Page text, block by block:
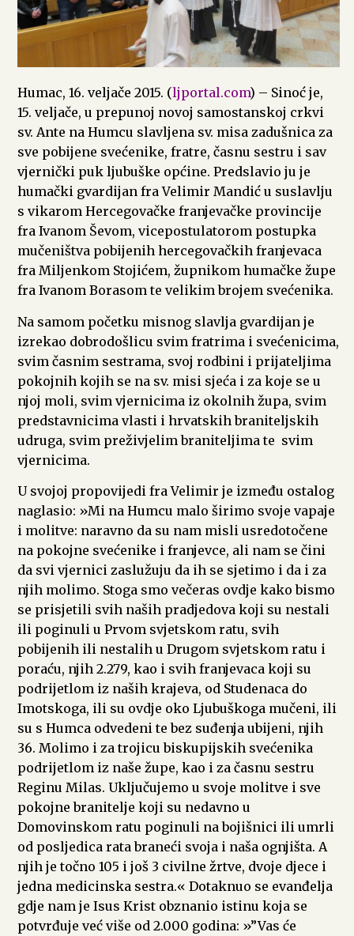
Humac, 16. veljače 2015. (ljportal.com) – Sinoć je,
15. veljače, u prepunoj novoj samostanskoj crkvi
sv. Ante na Humcu slavljena sv. misa zadušnica za
sve pobijene svećenike, fratre, časnu sestru i sav
vjernički puk ljubuške općine. Predslavio ju je
humački gvardijan fra Velimir Mandić u suslavlju
s vikarom Hercegovačke franjevačke provincije
fra Ivanom Ševom, vicepostulatorom postupka
mučeništva pobijenih hercegovačkih franjevaca
fra Miljenkom Stojićem, župnikom humačke župe
fra Ivanom Borasom te velikim brojem svećenika.
Na samom početku misnog slavlja gvardijan je
izrekao dobrodošlicu svim fratrima i svećenicima,
svim časnim sestrama, svoj rodbini i prijateljima
pokojnih kojih se na sv. misi sjeća i za koje se u
njoj moli, svim vjernicima iz okolnih župa, svim
predstavnicima vlasti i hrvatskih braniteljskih
udruga, svim preživjelim braniteljima te svim
vjernicima.
U svojoj propovijedi fra Velimir je između ostalog
naglasio: »Mi na Humcu malo širimo svoje vapaje
i molitve: naravno da su nam misli usredotočene
na pokojne svećenike i franjevce, ali nam se čini
da svi vjernici zaslužuju da ih se sjetimo i da i za
njih molimo. Stoga smo večeras ovdje kako bismo
se prisjetili svih naših pradjedova koji su nestali
ili poginuli u Prvom svjetskom ratu, svih
pobijenih ili nestalih u Drugom svjetskom ratu i
poraću, njih 2.279, kao i svih franjevaca koji su
podrijetlom iz naših krajeva, od Studenaca do
Imotskoga, ili su ovdje oko Ljubuškoga mučeni, ili
su s Humca odvedeni te bez suđenja ubijeni, njih
36. Molimo i za trojicu biskupijskih svećenika
podrijetlom iz naše župe, kao i za časnu sestru
Reginu Milas. Uključujemo u svoje molitve i sve
pokojne branitelje koji su nedavno u
Domovinskom ratu poginuli na bojišnici ili umrli
od posljedica rata braneći svoja i naša ognjišta. A
njih je točno 105 i još 3 civilne žrtve, dvoje djece i
jedna medicinska sestra.« Dotaknuo se evanđelja
gdje nam je Isus Krist obznanio istinu koja se
potvrđuje već više od 2.000 godina: »”Vas će